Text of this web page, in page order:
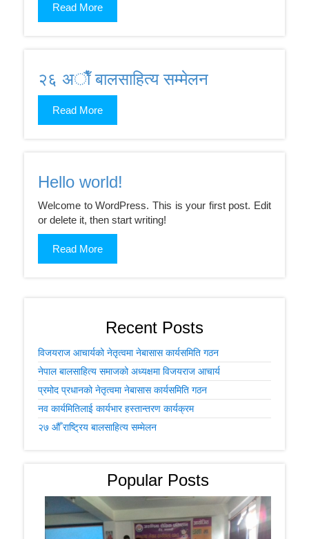
Read More
२६ अाैँ बालसाहित्य सम्मेलन
Read More
Hello world!
Welcome to WordPress. This is your first post. Edit
or delete it, then start writing!
Read More
Recent Posts
विजयराज आचार्यको नेतृत्वमा नेबासास कार्यसमिति गठन
नेपाल बालसाहित्य समाजको अध्यक्षमा विजयराज आचार्य
प्रमोद प्रधानको नेतृत्वमा नेबासास कार्यसमिति गठन
नव कार्यमितिलाई कार्यभार हस्तान्तरण कार्यक्रम
२७ औँ राष्ट्रिय बालसाहित्य सम्मेलन
Popular Posts